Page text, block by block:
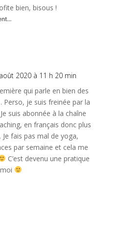
bien, bisous !
2020 à 11 h 20 min
qui parle en bien des
Perso, je suis freinée par la
suis abonnée à la chaîne
en français donc plus
fais pas mal de yoga,
par semaine et cela me
C’est devenu une pratique